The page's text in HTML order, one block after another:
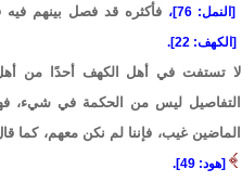
[النمل: 76]، فأكثره قد فصل بينهم فيه
[الكهف: 22].
لا تستفت في أهل الكهف أحدًا من أهل
التفاصيل ليس من الحكمة في شيء،
الماضين غيب، فإننا لم نكن معهم، كما
[هود: 49].